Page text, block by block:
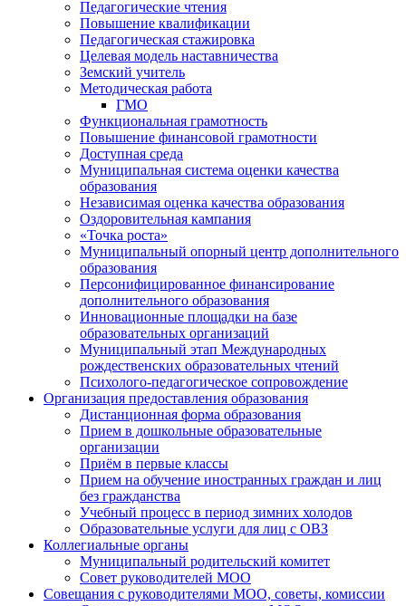
Педагогические чтения
Повышение квалификации
Педагогическая стажировка
Целевая модель наставничества
Земский учитель
Методическая работа
ГМО
Функциональная грамотность
Повышение финансовой грамотности
Доступная среда
Муниципальная система оценки качества
образования
Независимая оценка качества образования
Оздоровительная кампания
«Точка роста»
Муниципальный опорный центр дополнительного
образования
Персонифицированное финансирование
дополнительного образования
Инновационные площадки на базе
образовательных организаций
Муниципальный этап Международных
рождественских образовательных чтений
Психолого-педагогическое сопровождение
Организация предоставления образования
Дистанционная форма образования
Прием в дошкольные образовательные
организации
Приём в первые классы
Прием на обучение иностранных граждан и лиц
без гражданства
Учебный процесс в период зимних холодов
Образовательные услуги для лиц с ОВЗ
Коллегиальные органы
Муниципальный родительский комитет
Совет руководителей МОО
Совещания с руководителями МОО, советы, комиссии